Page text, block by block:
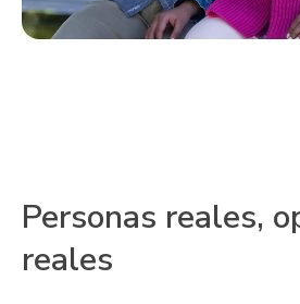
Personas reales,
reales